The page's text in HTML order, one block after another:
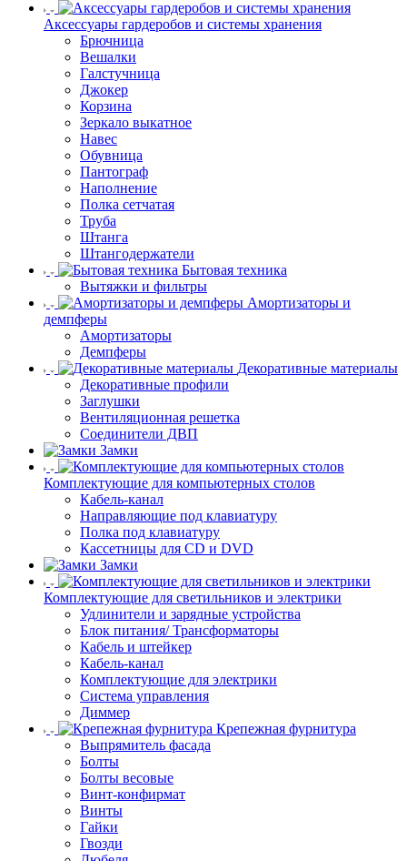
Аксессуары гардеробов и системы хранения
Брючница
Вешалки
Галстучница
Джокер
Корзина
Зеркало выкатное
Навес
Обувница
Пантограф
Наполнение
Полка сетчатая
Труба
Штанга
Штангодержатели
Бытовая техника
Вытяжки и фильтры
Амортизаторы и
демпферы
Амортизаторы
Демпферы
Декоративные материалы
Декоративные профили
Заглушки
Вентиляционная решетка
Соединители ДВП
Замки
Комплектующие для компьютерных столов
Кабель-канал
Направляющие под клавиатуру
Полка под клавиатуру
Кассетницы для CD и DVD
Замки
Комплектующие для светильников и электрики
Удлинители и зарядные устройства
Блок питания/ Трансформаторы
Кабель и штейкер
Кабель-канал
Комплектующие для электрики
Система управления
Диммер
Крепежная фурнитура
Выпрямитель фасада
Болты
Болты весовые
Винт-конфирмат
Винты
Гайки
Гвозди